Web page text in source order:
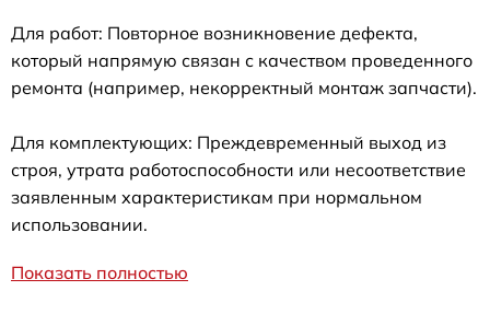
Для работ: Повторное возникновение дефекта,
который напрямую связан с качеством проведенного
ремонта (например, некорректный монтаж запчасти).
Для комплектующих: Преждевременный выход из
строя, утрата работоспособности или несоответствие
заявленным характеристикам при нормальном
использовании.
Показать полностью